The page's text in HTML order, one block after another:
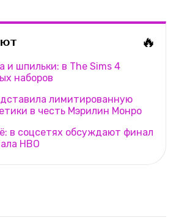
🔥
и шпильки: в The Sims 4
наборов
лимитированную
в честь Мэрилин Монро
в соцсетях обсуждают финал
HBO